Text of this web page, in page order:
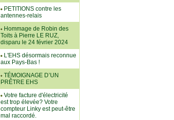
PETITIONS contre les
antennes-relais
Hommage de Robin des
Toits à Pierre LE RUZ,
disparu le 24 février 2024
L'EHS désormais reconnue
aux Pays-Bas !
TÉMOIGNAGE D’UN
PRÊTRE EHS
Votre facture d'électricité
est trop élevée? Votre
compteur Linky est peut-être
mal raccordé.